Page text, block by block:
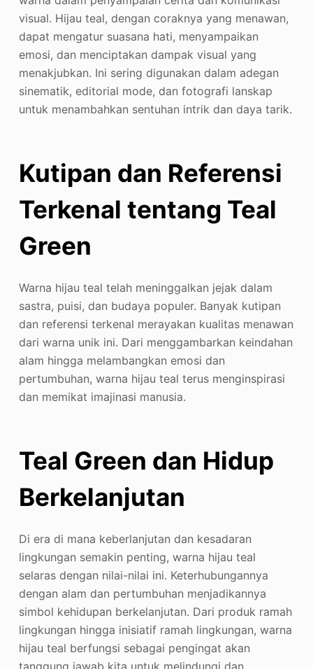
visual. Hijau teal, dengan coraknya yang menawan,
dapat mengatur suasana hati, menyampaikan
emosi, dan menciptakan dampak visual yang
menakjubkan. Ini sering digunakan dalam adegan
sinematik, editorial mode, dan fotografi lanskap
untuk menambahkan sentuhan intrik dan daya tarik.
Kutipan dan Referensi
Terkenal tentang Teal
Green
Warna hijau teal telah meninggalkan jejak dalam
sastra, puisi, dan budaya populer. Banyak kutipan
dan referensi terkenal merayakan kualitas menawan
dari warna unik ini. Dari menggambarkan keindahan
alam hingga melambangkan emosi dan
pertumbuhan, warna hijau teal terus menginspirasi
dan memikat imajinasi manusia.
Teal Green dan Hidup
Berkelanjutan
Di era di mana keberlanjutan dan kesadaran
lingkungan semakin penting, warna hijau teal
selaras dengan nilai-nilai ini. Keterhubungannya
dengan alam dan pertumbuhan menjadikannya
simbol kehidupan berkelanjutan. Dari produk ramah
lingkungan hingga inisiatif ramah lingkungan, warna
hijau teal berfungsi sebagai pengingat akan
tanggung jawab kita untuk melindungi dan